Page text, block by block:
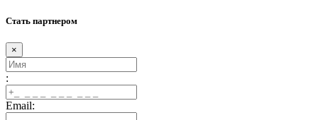
Стать партнером
×
:
Email: